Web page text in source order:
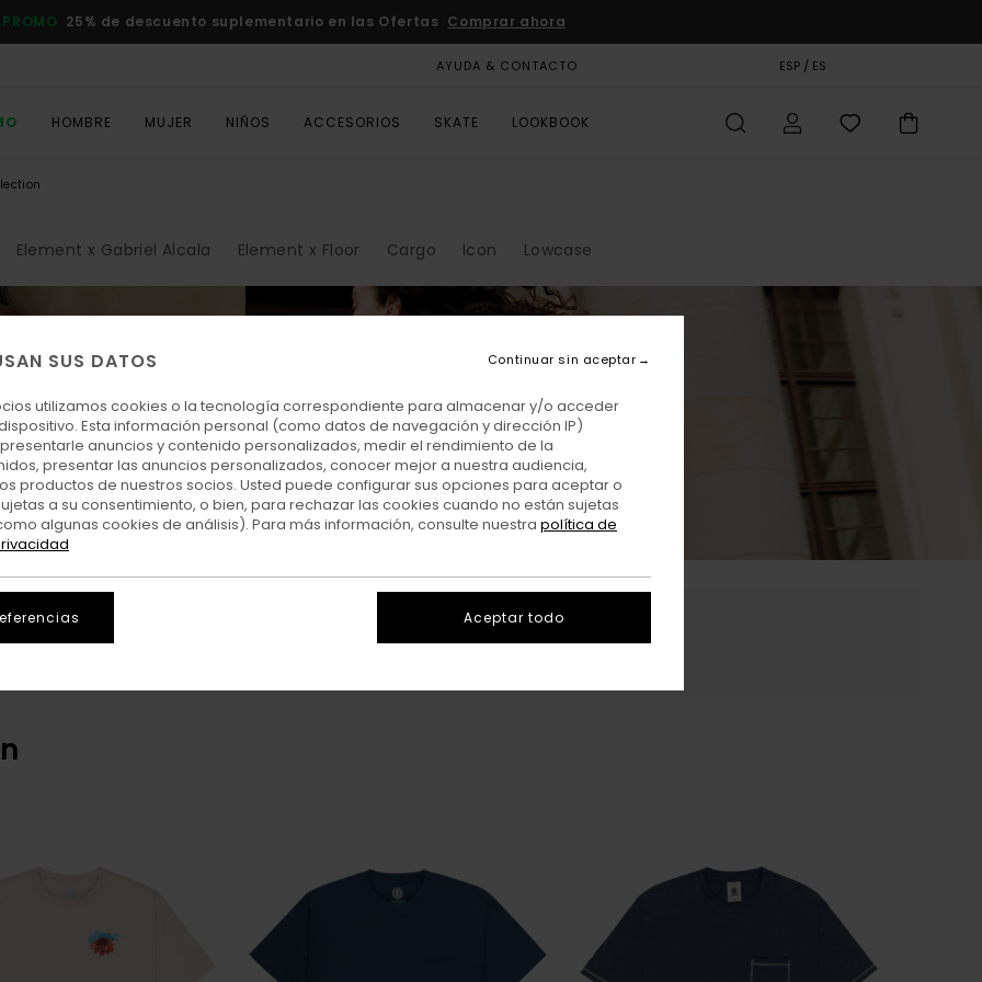
PROMO 25% de descuento suplementario en las Ofertas Comprar ahora
AYUDA & CONTACTO ESP / ES
HOMBRE MUJER NIÑOS ACCESORIOS SKATE LOOKBOOK
Element x Gabriel Alcala Element x Floor Cargo Icon Lowcase
los productos estarán disponibles
SUS DATOS
utilizamos cookies o la tecnología correspondiente para almacenar y/o acceder
Esta información personal (como datos de navegación y dirección IP)
anuncios y contenido personalizados, medir el rendimiento de la
presentar las anuncios personalizados, conocer mejor a nuestra audiencia,
productos de nuestros socios. Usted puede configurar sus opciones para aceptar o
a su consentimiento, o bien, para rechazar las cookies cuando no están sujetas
algunas cookies de análisis). Para más información, consulte nuestra política de
Continuar sin aceptar
Aceptar todo